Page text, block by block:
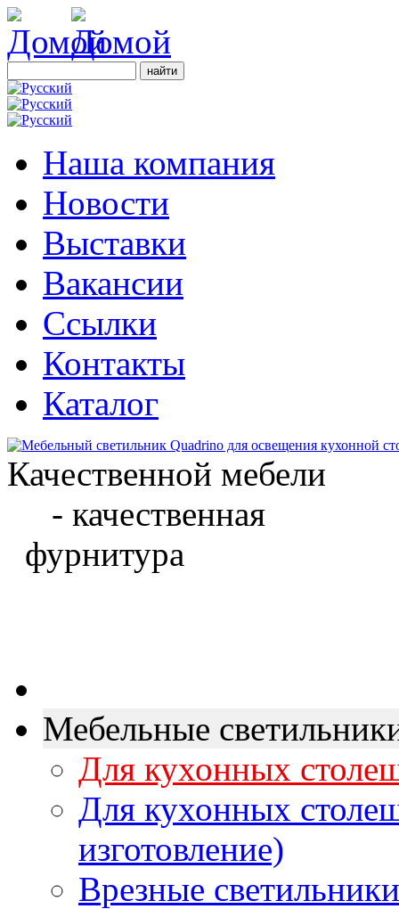
Наша компания
Новости
Выставки
Вакансии
Ссылки
Контакты
Каталог
Качественной мебели
- качественная
фурнитура
Мебельные
Для кухонных
Для кухонных
изготовление)
Врезные светильники